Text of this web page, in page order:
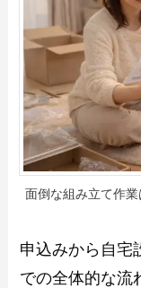
面倒な組み立て作業
申込みから自宅
での全体的な流